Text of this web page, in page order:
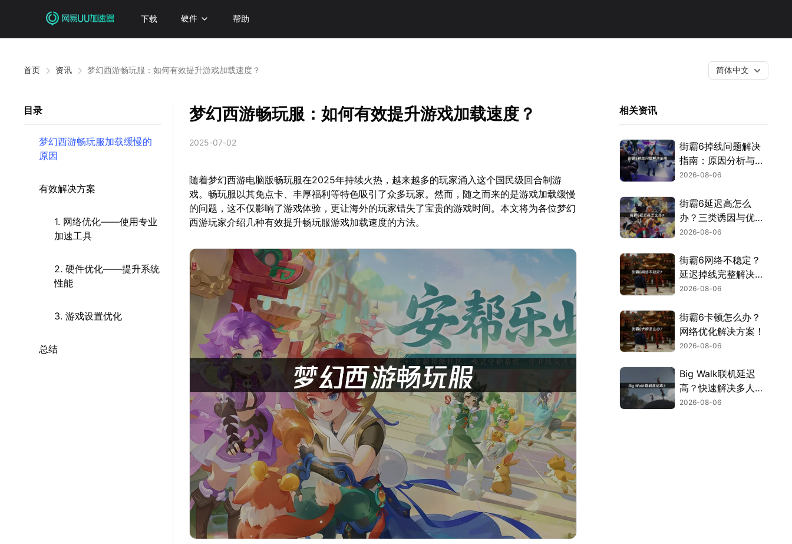
下载 硬件 帮助
首页 资讯 梦幻西游畅玩服：如何有效提升游戏加载速度？ 简体中文
目录
梦幻西游畅玩服加载缓慢的
原因
有效解决方案
1. 网络优化——使用专业
加速工具
2. 硬件优化——提升系统
性能
3. 游戏设置优化
总结
梦幻西游畅玩服：如何有效提升游戏加载速度？
2025-07-02
随着梦幻西游电脑版畅玩服在2025年持续火热，越来越多的玩家涌入这个国民级回合制游
戏。畅玩服以其免点卡、丰厚福利等特色吸引了众多玩家。然而，随之而来的是游戏加载缓慢
的问题，这不仅影响了游戏体验，更让海外的玩家错失了宝贵的游戏时间。本文将为各位梦幻
西游玩家介绍几种有效提升畅玩服游戏加载速度的方法。
相关资讯
街霸6掉线问题解决
指南：原因分析与网
络优化技巧！
2026-08-06
街霸6延迟高怎么
办？三类诱因与优化
解决方案！
2026-08-06
街霸6网络不稳定？
延迟掉线完整解决指
南！
2026-08-06
街霸6卡顿怎么办？
网络优化解决方案！
2026-08-06
Big Walk联机延迟
高？快速解决多人联
机卡顿问题！
2026-08-06